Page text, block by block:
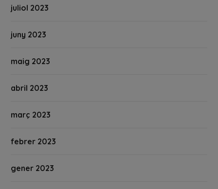
juliol 2023
juny 2023
maig 2023
abril 2023
març 2023
febrer 2023
gener 2023